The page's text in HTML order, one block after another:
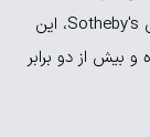
است. به گفته «کاساندرا هتون»، معاون علمی Sotheby's، این
بیش از دو برابر